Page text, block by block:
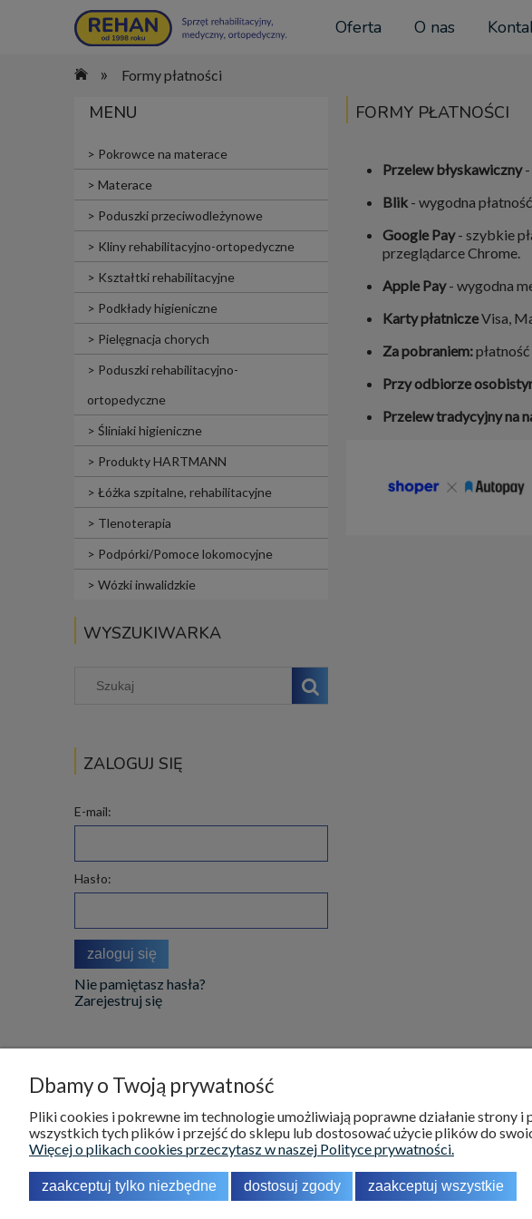
Oferta O nas
» Formy płatności
MENU
Pokrowce na materace
Materace
Poduszki przeciwodleżynowe
Kliny rehabilitacyjno-ortopedyczne
Kształtki rehabilitacyjne
Podkłady higieniczne
Pielęgnacja chorych
Poduszki rehabilitacyjno-
ortopedyczne
Śliniaki higieniczne
Produkty HARTMANN
Łóżka szpitalne, rehabilitacyjne
Tlenoterapia
Podpórki/Pomoce lokomocyjne
Wózki inwalidzkie
WYSZUKIWARKA
ZALOGUJ SIĘ
E-mail:
Hasło:
zaloguj się
Nie pamiętasz hasła?
Zarejestruj się
FORMY PŁATNOŚCI
Przelew błyskawiczny-
Blik - wygodna
Google Pay- szybkie
przeglądarce Chrome.
Apple Pay- wygodna
Karty płatniczeVisa,
Za pobraniem:
Przy odbiorze
Przelew tradycyjny na
Koszty dostawy
Formy płatności
Reklamacje
Dbamy o Twoją prywatność
Pliki cookies i pokrewne im technologie umożliwiają poprawne działanie
wszystkich tych plików i przejść do sklepu lub dostosować użycie plików do
Więcej o plikach cookies przeczytasz w naszej Polityce prywatności.
zaakceptuj tylko niezbędne dostosuj zgody zaakceptuj wszystkie